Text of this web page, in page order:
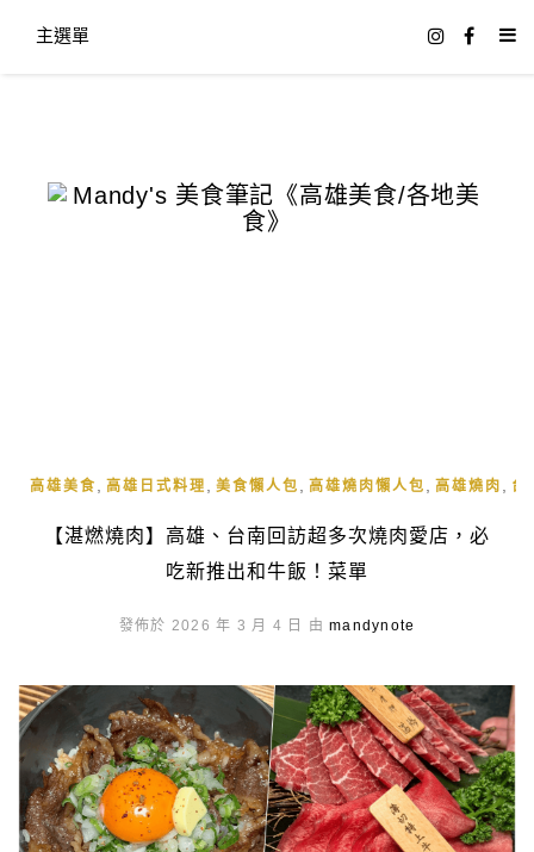
主選單
高雄美食 高雄日式料理 美食懶人包 高雄燒肉懶人包 高雄燒肉 台
【湛燃燒肉】高雄、台南回訪超多次燒肉愛店，必
吃新推出和牛飯！菜單
發佈於 2026 年 3 月 4 日 由 mandynote